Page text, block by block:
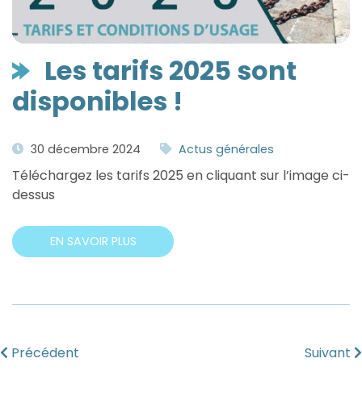
Les tarifs 2025 sont
disponibles !
30 décembre 2024 Actus générales
Téléchargez les tarifs 2025 en cliquant sur l’image ci-
dessus
EN SAVOIR PLUS
Précédent Suivant